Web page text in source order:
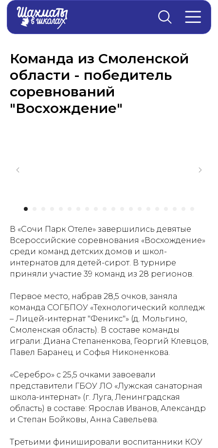
Команда из Смоленской
области - победитель
соревнований
"Восхождение"
В «Сочи Парк Отеле» завершились девятые
Всероссийские соревнования «Восхождение»
среди команд детских домов и школ-
интернатов для детей-сирот. В турнире
приняли участие 39 команд из 28 регионов.
Первое место, набрав 28,5 очков, заняла
команда СОГБПОУ «Технологический колледж
– Лицей-интернат "Феникс"» (д. Мольгино,
Смоленская область). В составе команды
играли: Диана Степаненкова, Георгий Клевцов,
Павел Баранец и Софья Никоненкова.
«Серебро» с 25,5 очками завоевали
представители ГБОУ ЛО «Лужская санаторная
школа-интернат» (г. Луга, Ленинградская
область) в составе: Ярослав Иванов, Александр
и Степан Бойковы, Анна Савельева.
Третьими финишировали воспитанники КОУ